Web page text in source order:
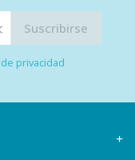
privacidad